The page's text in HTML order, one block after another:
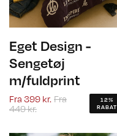
Eget Design -
Sengetøj
m/fuldprint
Fra 399 kr. Fra
449 kr.
12%
RABAT